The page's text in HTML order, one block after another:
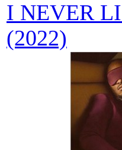
I NEVER
(2022)